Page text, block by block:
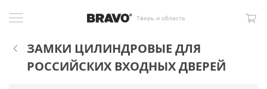
Тверь и область
ЗАМКИ ЦИЛИНДРОВЫЕ ДЛЯ
РОССИЙСКИХ ВХОДНЫХ ДВЕРЕЙ